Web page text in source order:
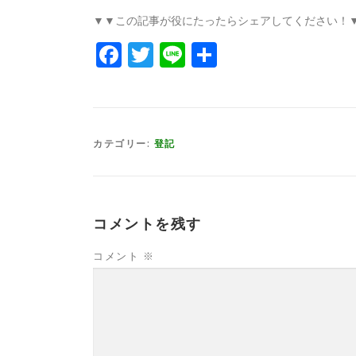
▼▼この記事が役にたったらシェアしてください
Facebook
Twitter
Line
カテゴリー: 登記
コメントを残す
コメント ※